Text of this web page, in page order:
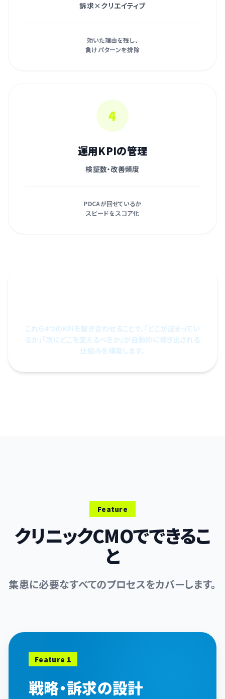
訴求×クリエイティブ
効いた理由を残し、
負けパターンを排除
4
運用KPIの管理
検証数・改善頻度
PDCAが回せているか
スピードをスコア化
これら4つのKPIを繋ぎ合わせることで、「どこが詰まってい
るか」「次にどこを変えるべきか」が自動的に導き出される
仕組みを構築します。
Feature
クリニックCMOでできるこ
と
集患に必要なすべてのプロセスをカバーします。
Feature 1
戦略・訴求の設計